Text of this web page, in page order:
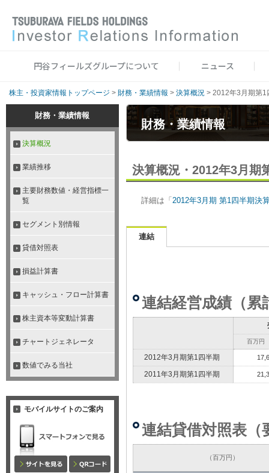
円谷フィールズグループについて ニュース
株主・投資家情報トップページ > 財務・業績情報 > 決算概況 > 2012年3月期第1
財務・業績情報
決算概況
業績推移
主要財務数値・経営指標一
覧
セグメント別情報
貸借対照表
損益計算書
キャッシュ・フロー計算書
株主資本等変動計算書
チャートジェネレータ
数値でみる当社
モバイルサイトのご案内
財務・業績情報
決算概況・2012年3月期
詳細は「2012年3月期 第1四半期決
連結
連結経営成績（累
百万円
2012年3月期第1四半期
2011年3月期第1四半期
連結貸借対照表（
（百万円）